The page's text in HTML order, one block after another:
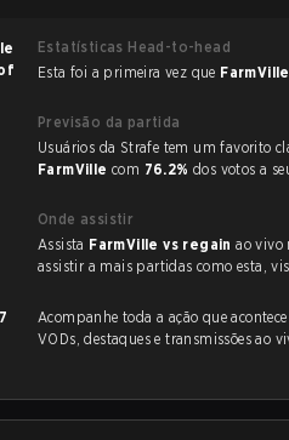
Estatísticas Head-to-head
Esta foi a primeira vez que FarmVille
Previsão da partida
FarmVille com 76.2% dos votos a
Onde assistir
Assista FarmVille vs regainao vivo
assistir a mais partidas como esta,
Acompanhe toda a ação que
VODs, destaques e transmissões ao